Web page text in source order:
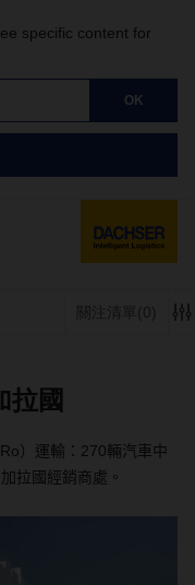
specific content for
OK
(0)
拉國
）運輸： 270輛汽車中
拉國經銷商處。